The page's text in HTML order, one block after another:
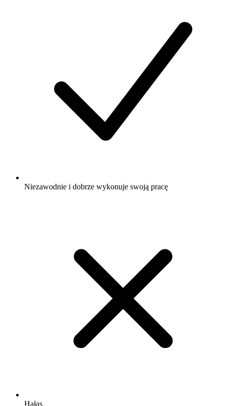
Niezawodnie i dobrze wykonuje swoją pracę
Hałas